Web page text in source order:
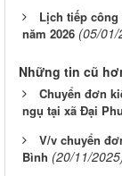
Lịch tiếp công
năm 2026 (05/01/
Những tin cũ
Chuyển đơn
ngụ tại xã Đại
V/v chuyển
Bình (20/11/